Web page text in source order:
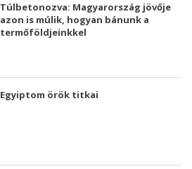
Túlbetonozva: Magyarország jövője
azon is múlik, hogyan bánunk a
termőföldjeinkkel
Egyiptom örök titkai